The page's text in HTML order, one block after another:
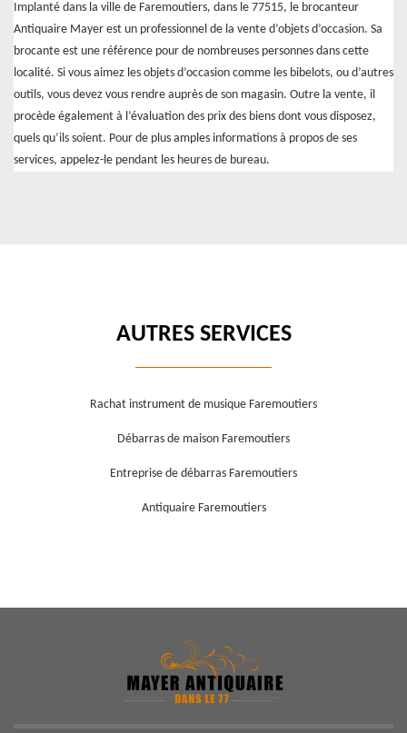
Implanté dans la ville de Faremoutiers, dans le 77515, le brocanteur
Antiquaire Mayer est un professionnel de la vente d’objets d’occasion. Sa
brocante est une référence pour de nombreuses personnes dans cette
localité. Si vous aimez les objets d’occasion comme les bibelots, ou d’autres
outils, vous devez vous rendre auprès de son magasin. Outre la vente, il
procède également à l’évaluation des prix des biens dont vous disposez,
quels qu’ils soient. Pour de plus amples informations à propos de ses
services, appelez-le pendant les heures de bureau.
AUTRES SERVICES
Rachat instrument de musique Faremoutiers
Débarras de maison Faremoutiers
Entreprise de débarras Faremoutiers
Antiquaire Faremoutiers